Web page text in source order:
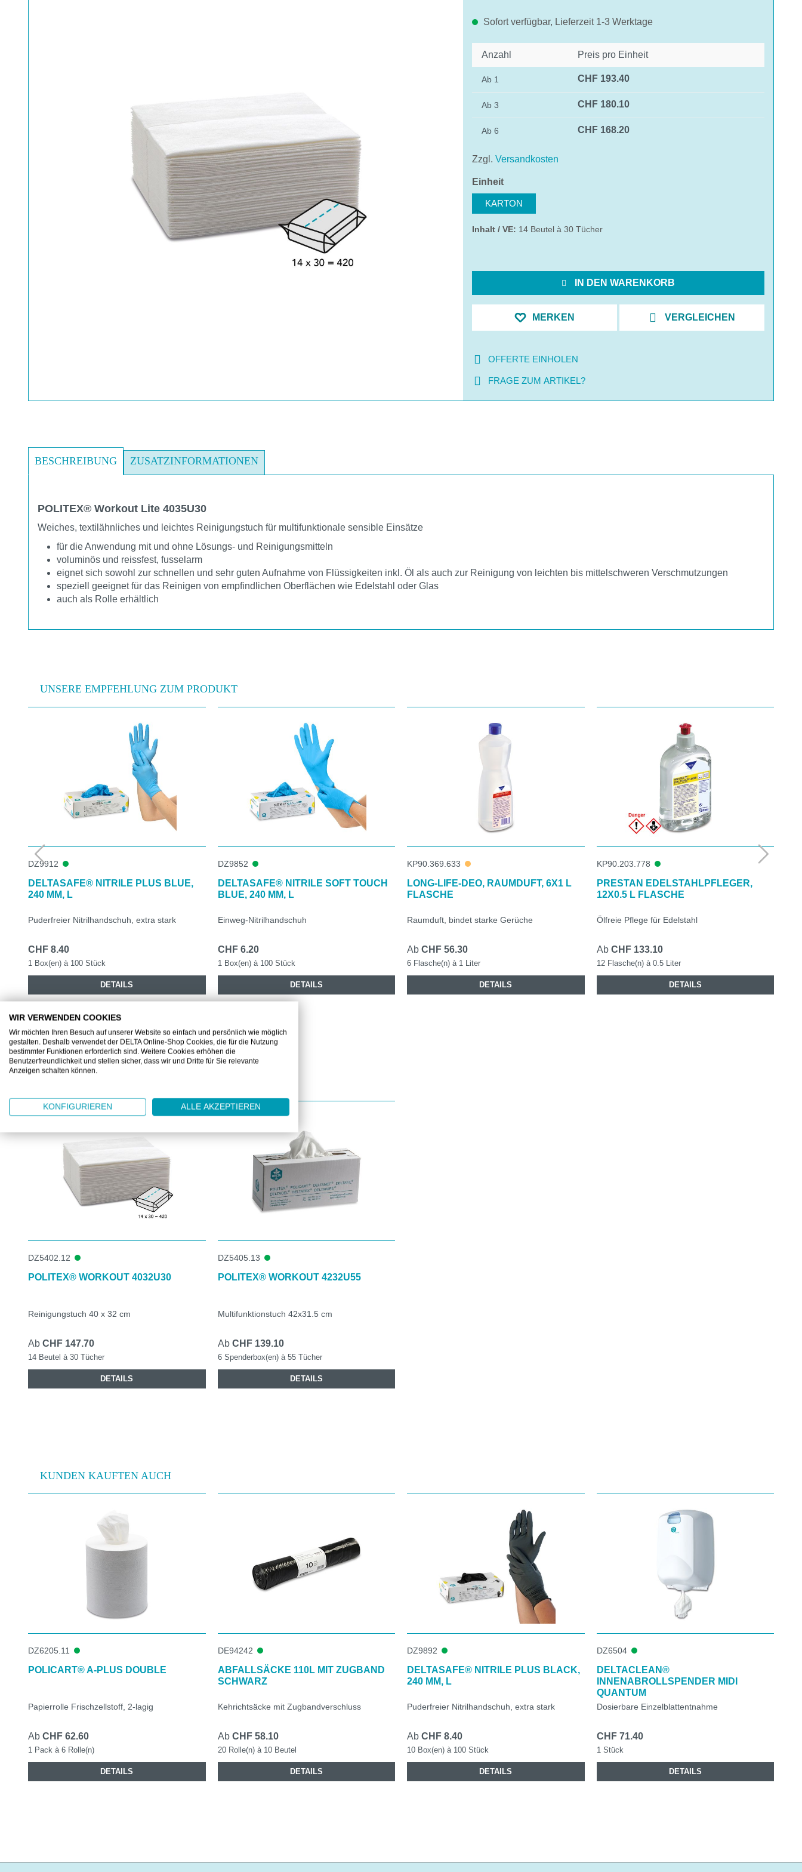
Sofort verfügbar, Lieferzeit 1-3 Werktage
Anzahl Preis pro Einheit
Ab 1 CHF 193.40
Ab 3 CHF 180.10
Ab 6 CHF 168.20
Zzgl. Versandkosten
Einheitauswählen
KARTON
Inhalt / VE: 14 Beutel à 30 Tücher
IN DEN WARENKORB
MERKEN VERGLEICHEN
OFFERTE EINHOLEN
FRAGE ZUM ARTIKEL?
BESCHREIBUNG ZUSATZINFORMATIONEN
POLITEX® Workout Lite 4035U30
Weiches, textilähnliches und leichtes Reinigungstuch für multifunktionale sensible Einsätze
für die Anwendung mit und ohne Lösungs- und Reinigungsmitteln
voluminös und reissfest, fusselarm
eignet sich sowohl zur schnellen und sehr guten Aufnahme von Flüssigkeiten inkl. Öl als auch zur Reinigung von leichten bis mittelschweren Verschmutzungen
speziell geeignet für das Reinigen von empfindlichen Oberflächen wie Edelstahl oder Glas
auch als Rolle erhältlich
UNSERE EMPFEHLUNG ZUM PRODUKT
Produktgalerie überspringen
DZ9912
DELTASAFE® NITRILE PLUS BLUE,
240 MM, L
Puderfreier Nitrilhandschuh, extra stark
CHF 8.40
1 Box(en) à 100 Stück
DETAILS
DZ9852
DELTASAFE® NITRILE SOFT TOUCH
BLUE, 240 MM, L
Einweg-Nitrilhandschuh
CHF 6.20
1 Box(en) à 100 Stück
DETAILS
KP90.369.633
LONG-LIFE-DEO, RAUMDUFT, 6X1 L
FLASCHE
Raumduft, bindet starke Gerüche
Ab CHF 56.30
6 Flasche(n) à 1 Liter
DETAILS
KP90.203.778
PRESTAN EDELSTAHLPFLEGER,
12X0.5 L FLASCHE
Ölfreie Pflege für Edelstahl
Ab CHF 133.10
12 Flasche(n) à 0.5 Liter
DETAILS
Produktgalerie überspringen
DZ5402.12
POLITEX® WORKOUT 4032U30
Reinigungstuch 40 x 32 cm
Ab CHF 147.70
14 Beutel à 30 Tücher
DETAILS
DZ5405.13
POLITEX® WORKOUT 4232U55
Multifunktionstuch 42x31.5 cm
Ab CHF 139.10
6 Spenderbox(en) à 55 Tücher
DETAILS
KUNDEN KAUFTEN AUCH
Produktgalerie überspringen
DZ6205.11
POLICART® A-PLUS DOUBLE
Papierrolle Frischzellstoff, 2-lagig
Ab CHF 62.60
1 Pack à 6 Rolle(n)
DETAILS
DE94242
ABFALLSÄCKE 110L MIT ZUGBAND
SCHWARZ
Kehrichtsäcke mit Zugbandverschluss
Ab CHF 58.10
20 Rolle(n) à 10 Beutel
DETAILS
DZ9892
DELTASAFE® NITRILE PLUS BLACK,
240 MM, L
Puderfreier Nitrilhandschuh, extra stark
Ab CHF 8.40
10 Box(en) à 100 Stück
DETAILS
DZ6504
DELTACLEAN®
INNENABROLLSPENDER MIDI
QUANTUM
Dosierbare Einzelblattentnahme
CHF 71.40
1 Stück
DETAILS
WIR VERWENDEN COOKIES
Wir möchten Ihren Besuch auf unserer Website so einfach und persönlich wie möglich
gestalten. Deshalb verwendet der DELTA Online-Shop Cookies, die für die Nutzung
bestimmter Funktionen erforderlich sind. Weitere Cookies erhöhen die
Benutzerfreundlichkeit und stellen sicher, dass wir und Dritte für Sie relevante
Anzeigen schalten können.
KONFIGURIEREN ALLE AKZEPTIEREN